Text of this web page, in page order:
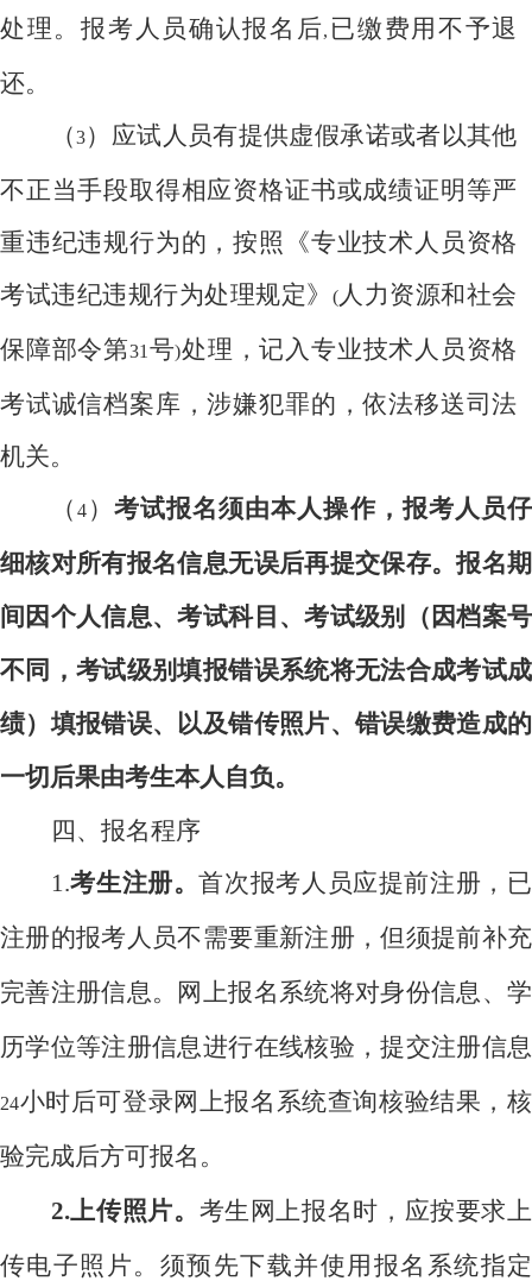
处理。报考人员确认报名后, 已缴费用不予退
还。
（3）应试人员有提供虚假承诺或者以其他
不正当手段取得相应资格证书或成绩证明等严
重违纪违规行为的，按照《专业技术人员资格
考试违纪违规行为处理规定》
(人力资源和社会
保障部令第31 号)处理，记入专业技术人员资格
考试诚信档案库，涉嫌犯罪的，依法移送司法
机关。
（ 4） 考试报名须由本人操作，报考人员仔
细核对所有报名信息无误后再提交保存。报名期
间因个人信息、考试科目、考试级别（因档案号
不同，考试级别填报错误系统将无法合成考试成
绩）填报错误、以及错传照片、错误缴费造成的
一切后果由考生本人自负。
四、报名程序
1.考生注册。首次报考人员应提前注册，已
注册的报考人员不需要重新注册，但须提前补充
完善注册信息。网上报名系统将对身份信息、学
历学位等注册信息进行在线核验，提交注册信息
24小时后可登录网上报名系统查询核验结果，核
验完成后方可报名。
2.上传照片。 考生网上报名时，应按要求上
传电子照片。须预先下载并使用报名系统指定